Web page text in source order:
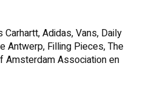
Adidas, Vans, Daily
Antwerp, Filling Pieces, The
Amsterdam Association en